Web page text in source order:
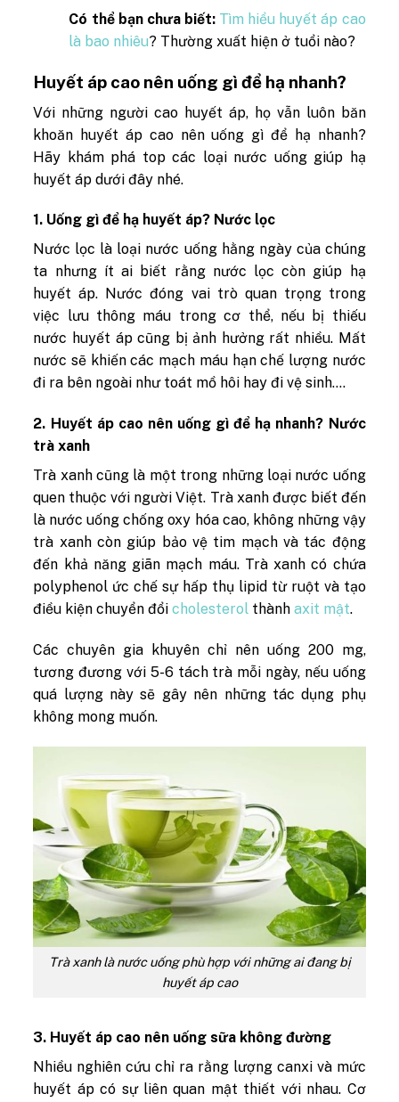
Có thể bạn chưa biết: Tìm hiểu huyết áp cao
là bao nhiêu? Thường xuất hiện ở tuổi nào?
Huyết áp cao nên uống gì để hạ nhanh?
Với những người cao huyết áp, họ vẫn luôn băn
khoăn huyết áp cao nên uống gì để hạ nhanh?
Hãy khám phá top các loại nước uống giúp hạ
huyết áp dưới đây nhé.
1. Uống gì để hạ huyết áp? Nước lọc
Nước lọc là loại nước uống hằng ngày của chúng
ta nhưng ít ai biết rằng nước lọc còn giúp hạ
huyết áp. Nước đóng vai trò quan trọng trong
việc lưu thông máu trong cơ thể, nếu bị thiếu
nước huyết áp cũng bị ảnh hưởng rất nhiều. Mất
nước sẽ khiến các mạch máu hạn chế lượng nước
đi ra bên ngoài như toát mồ hôi hay đi vệ sinh….
2. Huyết áp cao nên uống gì để hạ nhanh? Nước
trà xanh
Trà xanh cũng là một trong những loại nước uống
quen thuộc với người Việt. Trà xanh được biết đến
là nước uống chống oxy hóa cao, không những vậy
trà xanh còn giúp bảo vệ tim mạch và tác động
đến khả năng giãn mạch máu. Trà xanh có chứa
polyphenol ức chế sự hấp thụ lipid từ ruột và tạo
điều kiện chuyển đổicholesterol thànhaxit mật.
Các chuyên gia khuyên chỉ nên uống 200 mg,
tương đương với 5-6 tách trà mỗi ngày, nếu uống
quá lượng này sẽ gây nên những tác dụng phụ
không mong muốn.
Trà xanh là nước uống phù hợp với những ai đang bị
huyết áp cao
3. Huyết áp cao nên uống sữa không đường
Nhiều nghiên cứu chỉ ra rằng lượng canxi và mức
huyết áp có sự liên quan mật thiết với nhau. Cơ